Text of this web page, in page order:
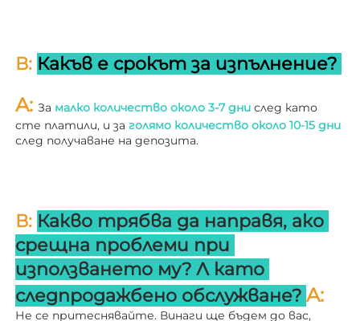
В: Какъв е срокът за изпълнение?
A: За малко количество около 3-7 дни след като
сте платили, и за
след получаване на депозита.
В: Какво трябва да направя, ако
срещна проблеми при
използването му? Л като
следпродажбено обслужване?
Не се притеснявайте. Винаги ще бъдем до вас,